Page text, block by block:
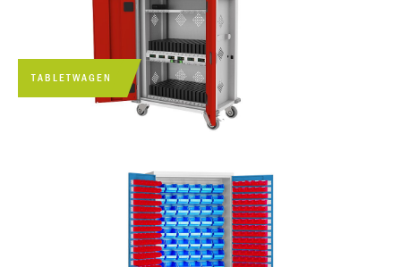
TABLETWAGEN